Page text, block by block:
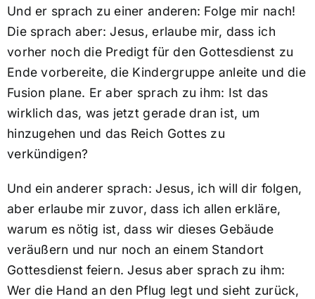
Und er sprach zu einer anderen: Folge mir nach!
Die sprach aber: Jesus, erlaube mir, dass ich
vorher noch die Predigt für den Gottesdienst zu
Ende vorbereite, die Kindergruppe anleite und die
Fusion plane. Er aber sprach zu ihm: Ist das
wirklich das, was jetzt gerade dran ist, um
hinzugehen und das Reich Gottes zu
verkündigen?
Und ein anderer sprach: Jesus, ich will dir folgen,
aber erlaube mir zuvor, dass ich allen erkläre,
warum es nötig ist, dass wir dieses Gebäude
veräußern und nur noch an einem Standort
Gottesdienst feiern. Jesus aber sprach zu ihm:
Wer die Hand an den Pflug legt und sieht zurück,